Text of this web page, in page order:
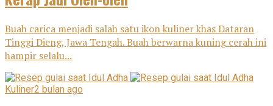
Buah carica menjadi salah satu ikon kuliner khas Dataran
Tinggi Dieng, Jawa Tengah. Buah berwarna kuning cerah ini
hampir selalu...
Kuliner2 bulan ago